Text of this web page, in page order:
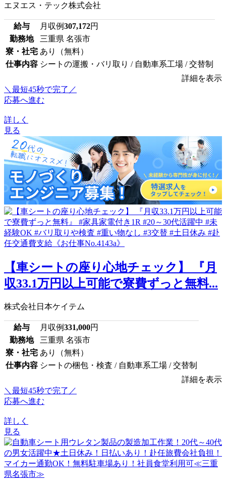
エヌエス・テック株式会社
給与 月収例307,172円
勤務地
三重県 名張市
寮・社宅 あり（無料）
仕事内容 シートの運搬・バリ取り / 自動車系工場 / 交替制
詳細を表示
＼最短45秒で完了／
応募へ進む
詳しく
見る
【車シートの座り心地チェック】 『月
収33.1万円以上可能で寮費ずっと無料...
株式会社日本ケイテム
給与 月収例331,000円
勤務地
三重県 名張市
寮・社宅 あり（無料）
仕事内容 シートの梱包・検査 / 自動車系工場 / 交替制
詳細を表示
＼最短45秒で完了／
応募へ進む
詳しく
見る